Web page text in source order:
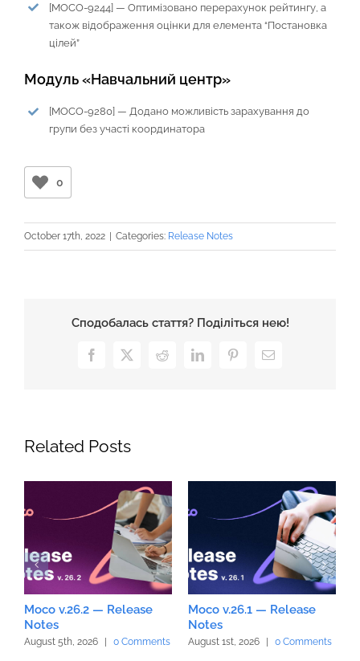
[MOCO-9244] —Оптимізовано перерахунок рейтингу, а
також відображення оцінки для елемента “Постановка
цілей”
Модуль «Навчальний центр»
[MOCO-9280] —Додано можливість зарахування до
групи без участі координатора
0
October 17th, 2022 Categories: Release Notes
Сподобалась стаття? Поділіться нею!
Facebook
X RedditLinkedInPinterestEmail
Related Posts
Moco v.26.2 — Release
Notes
August 5th, 2026 0 Comments
Moco v.26.1 — Release
Notes
August 1st, 2026 0 Comments